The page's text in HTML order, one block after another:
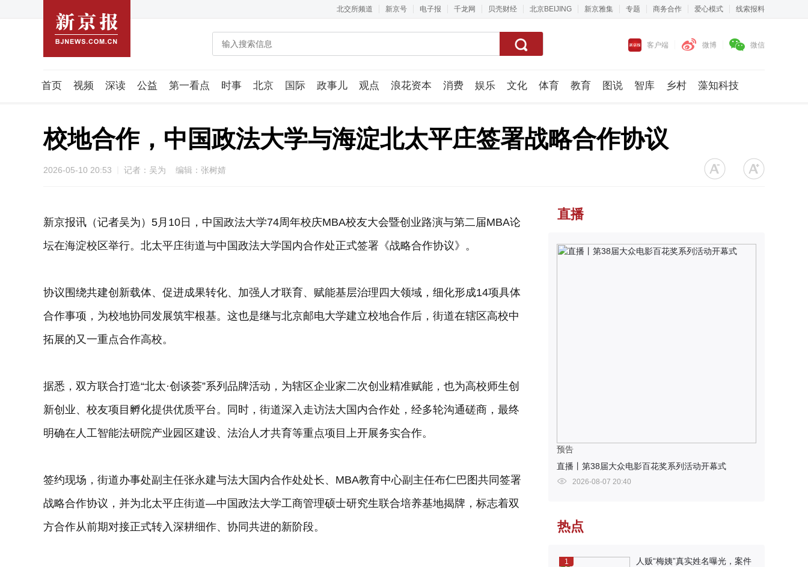
北交所频道 新京号 电子报 千龙网 贝壳财经 北京BEIJING 新京雅集 专题 商务合作 爱心模式 线索报料
客户端 微博 微信
首页 视频 深读 公益 第一看点 时事 北京 国际 政事儿 观点 浪花资本 消费 娱乐 文化 体育 教育 图说 智库 乡村 藻知科技
校地合作，中国政法大学与海淀北太平庄签署战略合作协议
2026-05-10 20:53 记者：吴为 编辑：张树婧
新京报讯（记者吴为）5月10日，中国政法大学74周年校庆MBA校友大会暨创业路演与第二届MBA论
坛在海淀校区举行。北太平庄街道与中国政法大学国内合作处正式签署《战略合作协议》。
协议围绕共建创新载体、促进成果转化、加强人才联育、赋能基层治理四大领域，细化形成14项具体
合作事项，为校地协同发展筑牢根基。这也是继与北京邮电大学建立校地合作后，街道在辖区高校中
拓展的又一重点合作高校。
据悉，双方联合打造“北太·创谈荟”系列品牌活动，为辖区企业家二次创业精准赋能，也为高校师生创
新创业、校友项目孵化提供优质平台。同时，街道深入走访法大国内合作处，经多轮沟通磋商，最终
明确在人工智能法研院产业园区建设、法治人才共育等重点项目上开展务实合作。
签约现场，街道办事处副主任张永建与法大国内合作处处长、MBA教育中心副主任布仁巴图共同签署
战略合作协议，并为北太平庄街道—中国政法大学工商管理硕士研究生联合培养基地揭牌，标志着双
方合作从前期对接正式转入深耕细作、协同共进的新阶段。
直播
预告
直播丨第38届大众电影百花奖系列活动开幕式
2026-08-07 20:40
热点
1
人贩“梅姨”真实姓名曝光，案件